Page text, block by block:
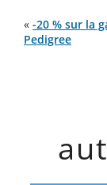
« -20 % sur la
Pedigree